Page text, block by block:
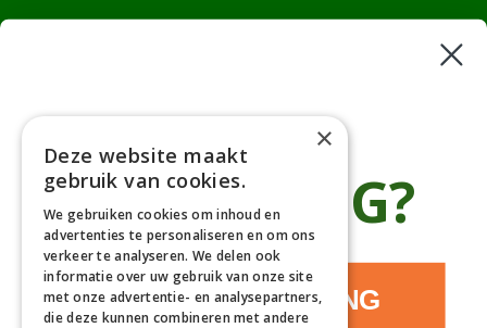
Afhaaladres
Deurningerweg 50, 7623 AH Borne, Nederland
(op afspraak!)
Kantooradres
Bornsedijk 60, 7559 PT Hengelo, Nederland
085-0475588
06-17314481
×
Deze website maakt
gebruik van cookies.
We gebruiken cookies om inhoud en
advertenties te personaliseren en om ons
verkeer te analyseren. We delen ook
informatie over uw gebruik van onze site
met onze advertentie- en analysepartners,
die deze kunnen combineren met andere
€5 KORTING?
JA, IK WIL KORTING